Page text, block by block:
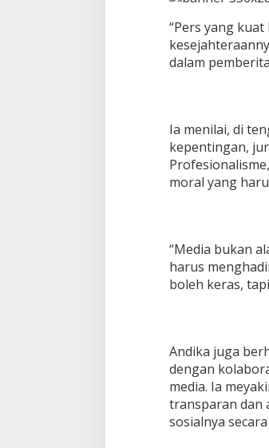
“Pers yang
dalam
Ia menilai, di
kepentingan,
moral yang
“Media bukan
harus
boleh keras,
Andika juga
dengan
media. Ia
transparan dan
sosialnya